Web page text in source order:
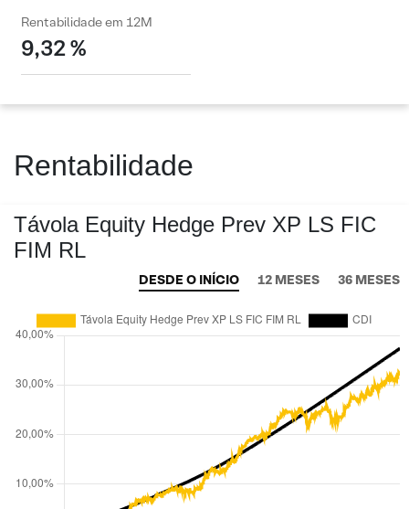
Rentabilidade em 12M
9,32 %
Rentabilidade
Távola Equity Hedge Prev XP LS FIC
FIM RL
DESDE O INÍCIO 12 MESES 36 MESES